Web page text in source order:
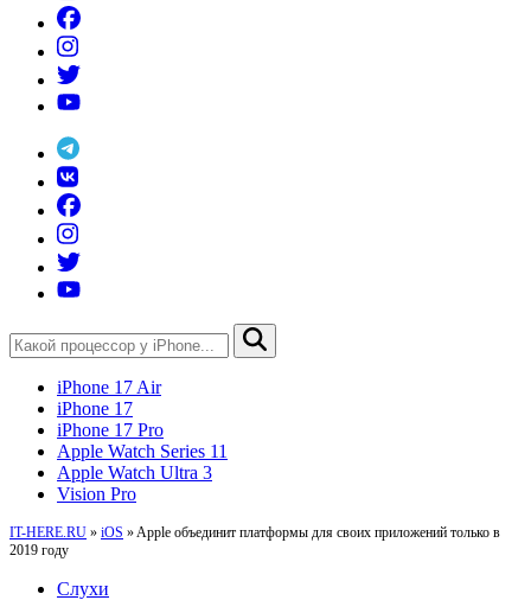
iPhone 17 Air
iPhone 17
iPhone 17 Pro
Apple Watch Series 11
Apple Watch Ultra 3
Vision Pro
IT-HERE.RU » iOS » Apple объединит платформы для своих приложений только в
2019 году
Слухи